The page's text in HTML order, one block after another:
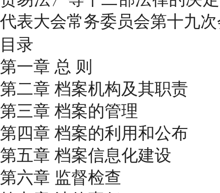
代表大会常务委员会第十九
目录
第一章 总 则
第二章 档案机构及其职责
第三章 档案的管理
第四章 档案的利用和公布
第五章 档案信息化建设
第六章 监督检查